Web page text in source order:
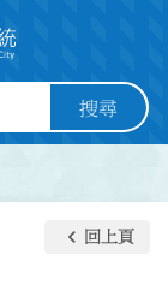
搜尋
keyboard_arrow_left 回上頁